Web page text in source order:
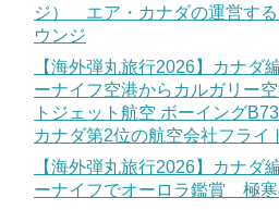
ジ） エア・カナダの運営す
ウンジ
【海外弾丸旅行2026】カナダ
ーナイフ空港からカルガリー
トジェット航空 ボーイング
カナダ第2位の航空会社フライ
【海外弾丸旅行2026】カナダ
ーナイフでオーロラ鑑賞 極